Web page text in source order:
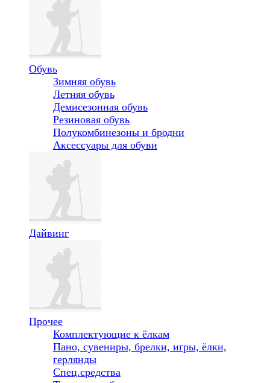
Обувь
Зимняя обувь
Летняя обувь
Демисезонная обувь
Резиновая обувь
Полукомбинезоны и бродни
Аксессуары для обуви
Дайвинг
Прочее
Комплектующие к ёлкам
Пано, сувениры, брелки, игры, ёлки,
герлянды
Спец.средства